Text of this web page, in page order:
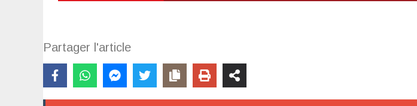
Partager l'article